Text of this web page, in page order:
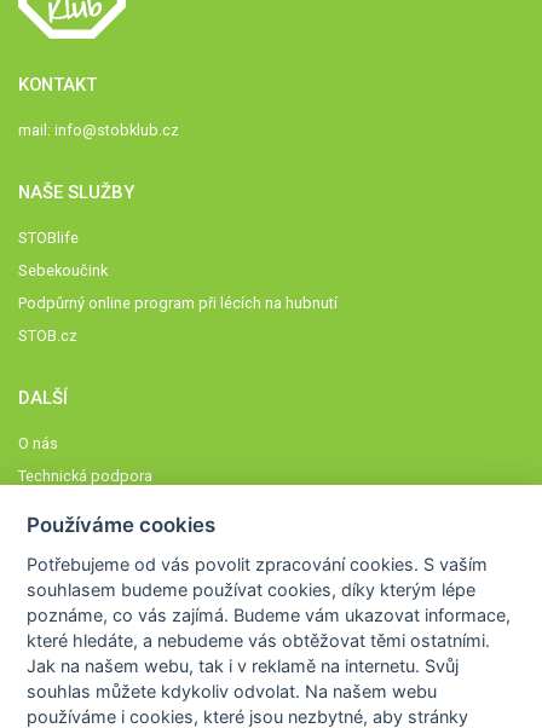
KONTAKT
mail: info@stobklub.cz
NAŠE SLUŽBY
STOBlife
Sebekoučink
Podpůrný online program při lécích na hubnutí
STOB.cz
DALŠÍ
O nás
Technická podpora
Členové STOBklubu
Zásady nakládání s osobními údaji
Otestujte se
Spočítejte si
Výzva 52
Používáme cookies
Potřebujeme od vás povolit zpracování cookies. S vaším
souhlasem budeme používat cookies, díky kterým lépe
poznáme,co vás zajímá. Budeme vám ukazovat informace,
které hledáte, a nebudeme vás obtěžovat těmi ostatními.
Jak na našem webu, tak i v reklamě na internetu. Svůj
souhlas můžete kdykoliv odvolat. Na našem webu
používáme i cookies, které jsou nezbytné, aby stránky